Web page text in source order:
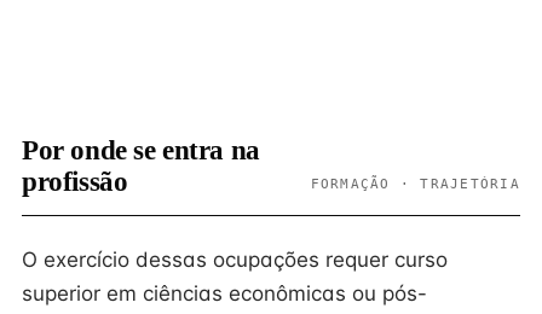
Por onde se entra na
profissão
FORMAÇÃO · TRAJETÓRIA
O exercício dessas ocupações requer curso
superior em ciências econômicas ou pós-